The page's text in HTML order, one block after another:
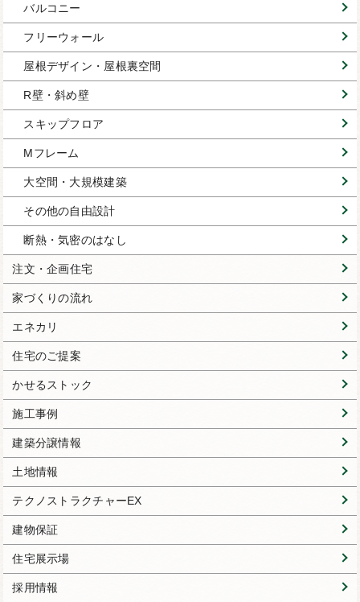
バルコニー
フリーウォール
屋根デザイン・屋根裏空間
R壁・斜め壁
スキップフロア
Mフレーム
大空間・大規模建築
その他の自由設計
断熱・気密のはなし
注文・企画住宅
家づくりの流れ
エネカリ
住宅のご提案
かせるストック
施工事例
建築分譲情報
土地情報
テクノストラクチャーEX
建物保証
住宅展示場
採用情報